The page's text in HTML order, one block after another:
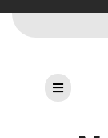
to
content